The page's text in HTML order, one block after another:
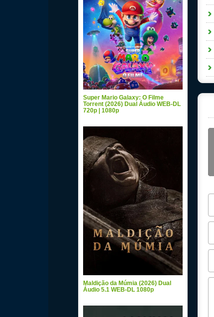
Super Mario Galaxy: O Filme
Torrent (2026) Dual Áudio WEB-DL
720p | 1080p
Maldição da Múmia (2026) Dual
Áudio 5.1 WEB-DL 1080p